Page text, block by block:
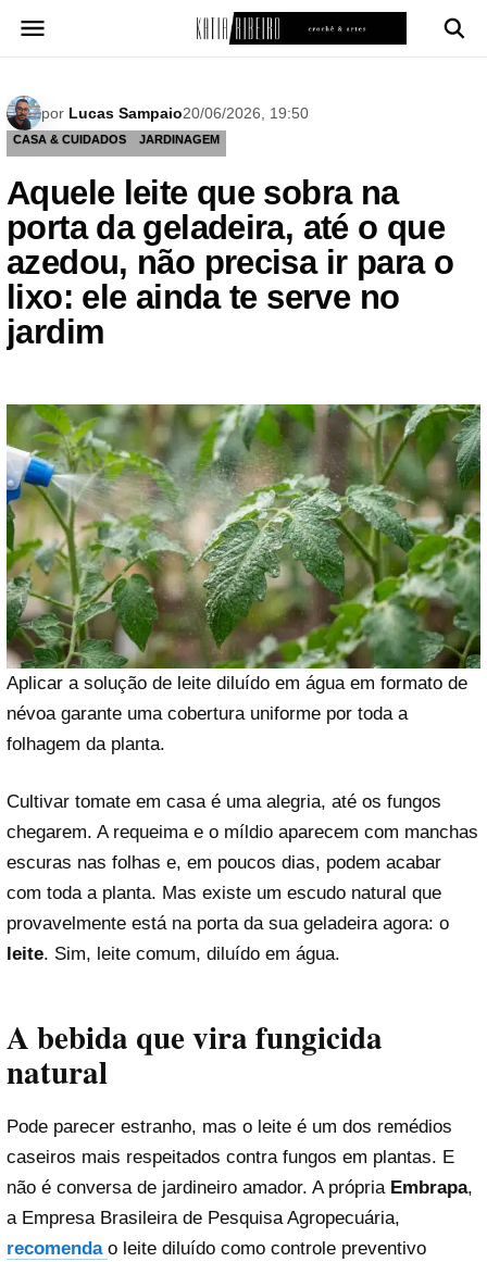
para
por Lucas Sampaio20/06/2026, 19:50
CASA & CUIDADOS JARDINAGEM
Aquele leite que sobra na
porta da geladeira, até o que
azedou, não precisa ir para o
lixo: ele ainda te serve no
jardim
Aplicar a solução de leite diluído em água em formato de
névoa garante uma cobertura uniforme por toda a
folhagem da planta.
Cultivar tomate em casa é uma alegria, até os fungos
chegarem. A requeima e o míldio aparecem com manchas
escuras nas folhas e, em poucos dias, podem acabar
com toda a planta. Mas existe um escudo natural que
provavelmente está na porta da sua geladeira agora: o
leite. Sim, leite comum, diluído em água.
A bebida que vira fungicida
natural
Pode parecer estranho, mas o leite é um dos remédios
caseiros mais respeitados contra fungos em plantas. E
não é conversa de jardineiro amador. A própria Embrapa,
a Empresa Brasileira de Pesquisa Agropecuária,
recomenda o leite diluído como controle preventivo